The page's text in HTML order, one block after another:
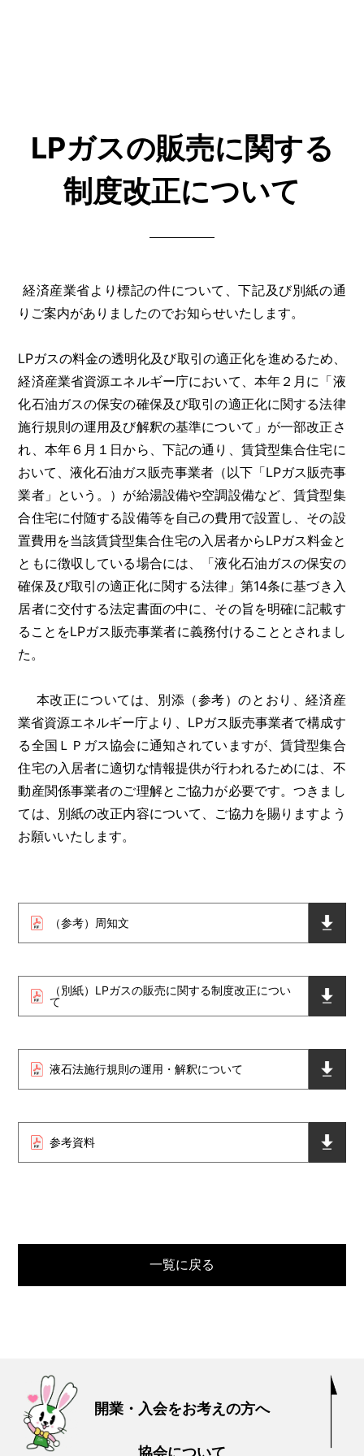
LPガスの販売に関する
制度改正について
経済産業省より標記の件について、下記及び別紙の通
りご案内がありましたのでお知らせいたします。
LPガスの料金の透明化及び取引の適正化を進めるため、
経済産業省資源エネルギー庁において、本年２月に「液
化石油ガスの保安の確保及び取引の適正化に関する法律
施行規則の運用及び解釈の基準について」が一部改正さ
れ、本年６月１日から、下記の通り、賃貸型集合住宅に
おいて、液化石油ガス販売事業者（以下「LPガス販売事
業者」という。）が給湯設備や空調設備など、賃貸型集
合住宅に付随する設備等を自己の費用で設置し、その設
置費用を当該賃貸型集合住宅の入居者からLPガス料金と
ともに徴収している場合には、「液化石油ガスの保安の
確保及び取引の適正化に関する法律」第14条に基づき入
居者に交付する法定書面の中に、その旨を明確に記載す
ることをLPガス販売事業者に義務付けることとされまし
た。
本改正については、別添（参考）のとおり、経済産
業省資源エネルギー庁より、LPガス販売事業者で構成す
る全国ＬＰガス協会に通知されていますが、賃貸型集合
住宅の入居者に適切な情報提供が行われるためには、不
動産関係事業者のご理解とご協力が必要です。つきまし
ては、別紙の改正内容について、ご協力を賜りますよう
お願いいたします。
（参考）周知文
（別紙）LPガスの販売に関する制度改正につい
て
液石法施行規則の運用・解釈について
参考資料
一覧に戻る
開業・入会をお考えの方へ